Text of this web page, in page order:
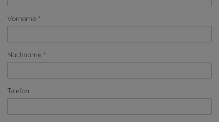
Vorname
Nachname
Telefon